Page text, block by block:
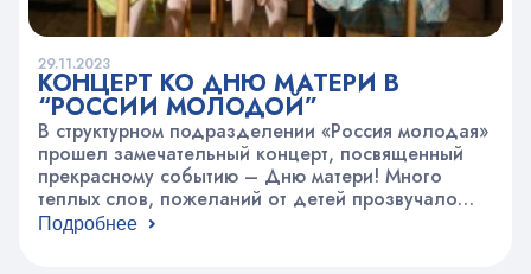
29.11.2023
КОНЦЕРТ КО ДНЮ МАТЕРИ В
“РОССИИ МОЛОДОЙ”
В структурном подразделении «Россия молодая»
прошел замечательный концерт, посвященный
прекрасному событию – Дню матери! Много
теплых слов, пожеланий от детей прозвучало
для мам, бабушек в этот день.Спасибо
Подробнее